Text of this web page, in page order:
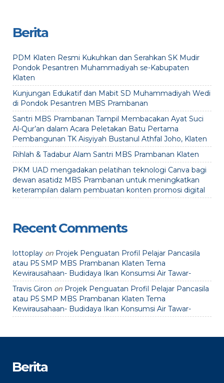
Berita
PDM Klaten Resmi Kukuhkan dan Serahkan SK Mudir
Pondok Pesantren Muhammadiyah se-Kabupaten
Klaten
Kunjungan Edukatif dan Mabit SD Muhammadiyah Wedi
di Pondok Pesantren MBS Prambanan
Santri MBS Prambanan Tampil Membacakan Ayat Suci
Al-Qur’an dalam Acara Peletakan Batu Pertama
Pembangunan TK Aisyiyah Bustanul Athfal Joho, Klaten
Rihlah & Tadabur Alam Santri MBS Prambanan Klaten
PKM UAD mengadakan pelatihan teknologi Canva bagi
dewan asatidz MBS Prambanan untuk meningkatkan
keterampilan dalam pembuatan konten promosi digital
Recent Comments
lottoplay on Projek Penguatan Profil Pelajar Pancasila
atau P5 SMP MBS Prambanan Klaten Tema
Kewirausahaan- Budidaya Ikan Konsumsi Air Tawar-
Travis Giron on Projek Penguatan Profil Pelajar Pancasila
atau P5 SMP MBS Prambanan Klaten Tema
Kewirausahaan- Budidaya Ikan Konsumsi Air Tawar-
Berita